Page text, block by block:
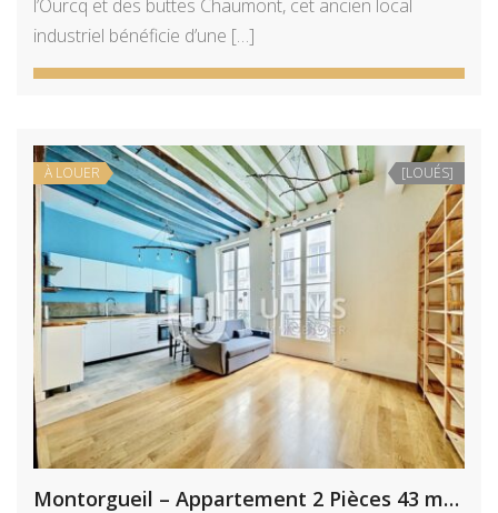
l’Ourcq et des buttes Chaumont, cet ancien local
industriel bénéficie d’une […]
À LOUER [LOUÉS]
Montorgueil – Appartement 2 Pièces 43 m² de caractère